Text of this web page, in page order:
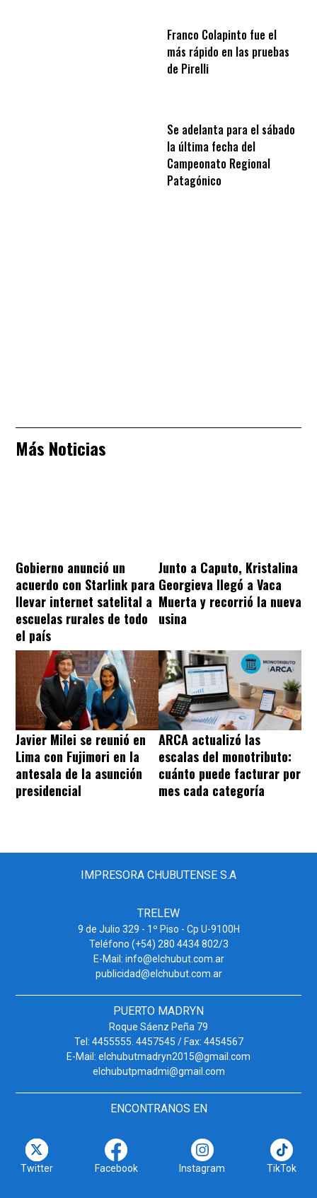
Franco Colapinto fue el
más rápido en las pruebas
de Pirelli
Se adelanta para el sábado
la última fecha del
Campeonato Regional
Patagónico
Más Noticias
Gobierno anunció un
acuerdo con Starlink para
llevar internet satelital a
escuelas rurales de todo
el país
Junto a Caputo, Kristalina
Georgieva llegó a Vaca
Muerta y recorrió la nueva
usina
Javier Milei se reunió en
Lima con Fujimori en la
antesala de la asunción
presidencial
ARCA actualizó las
escalas del monotributo:
cuánto puede facturar por
mes cada categoría
IMPRESORA CHUBUTENSE S.A
TRELEW
9 de Julio 329 - 1º Piso - Cp U-9100H
Teléfono (+54) 280 4434 802/3
E-Mail: info@elchubut.com.ar
publicidad@elchubut.com.ar
PUERTO MADRYN
Roque Sáenz Peña 79
Tel: 4455555. 4457545 / Fax: 4454567
E-Mail: elchubutmadryn2015@gmail.com
elchubutpmadmi@gmail.com
ENCONTRANOS EN
Twitter Facebook Instagram TikTok